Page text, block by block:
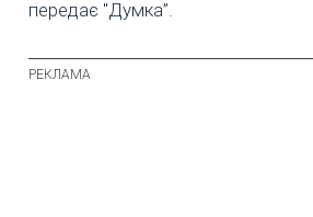
передає "Думка”.